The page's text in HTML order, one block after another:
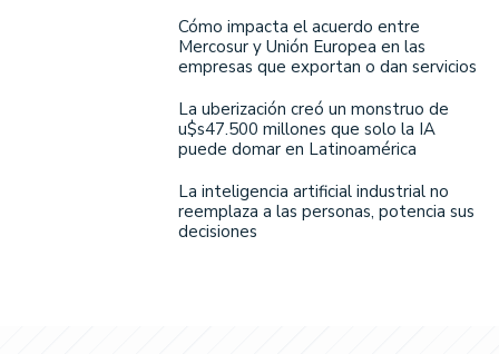
Cómo impacta el acuerdo entre
Mercosur y Unión Europea en las
empresas que exportan o dan servicios
La uberización creó un monstruo de
u$s47.500 millones que solo la IA
puede domar en Latinoamérica
La inteligencia artificial industrial no
reemplaza a las personas, potencia sus
decisiones